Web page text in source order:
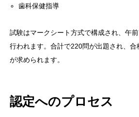
歯科保健指導
試験はマークシート方式で構成され、午
行われます。合計で220問が出題され、
が求められます。
認定へのプロセス